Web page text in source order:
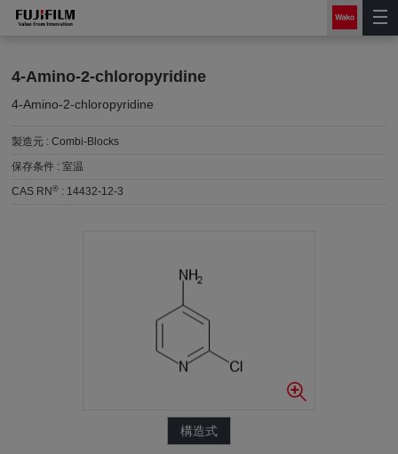
4-Amino-2-chloropyridine
4-Amino-2-chloropyridine
製造元 :Combi-Blocks
保存条件 :室温
CAS RN® : 14432-12-3
構造式